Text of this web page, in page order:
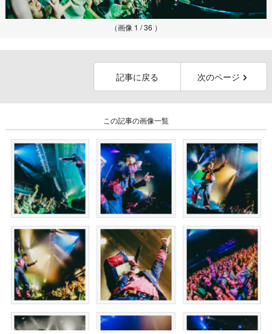
（画像 1 / 36 ）
記事に戻る 次のページ
この記事の画像一覧